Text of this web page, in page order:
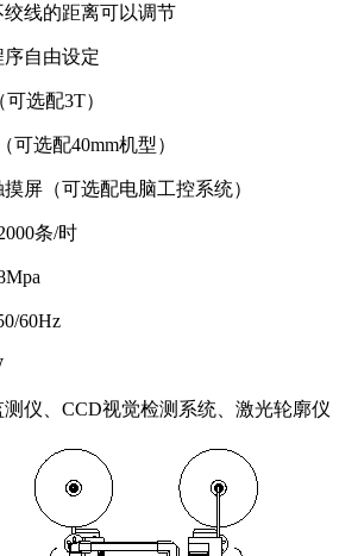
线的距离可以调节
自由设定
选配3T）
可选配40mm机型）
屏（可选配电脑工控系统）
条/时
60Hz
仪、CCD视觉检测系统、激光轮廓仪